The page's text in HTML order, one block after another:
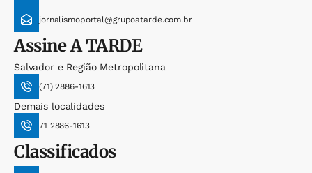
jornalismoportal@grupoatarde.com.br
AssineA TARDE
Salvador e Região Metropolitana
(71) 2886-1613
Demais localidades
71 2886-1613
Classificados